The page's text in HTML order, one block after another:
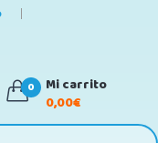
0
Mi carrito
0,00€